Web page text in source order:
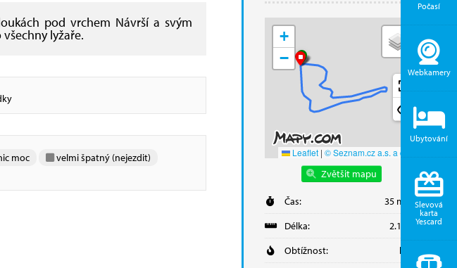
+
−
Leaflet | © Seznam.cz a.s. a další
Zvětšit mapu
Čas:
35 minut
Délka:
2.16 km
Obtížnost:
lehká
pod vrchem Návrší a svým
lyžaře.
moc
velmi špatný (nejezdit)
Počasí
Webkamery
Ubytování
Slevová
karta
Yescard